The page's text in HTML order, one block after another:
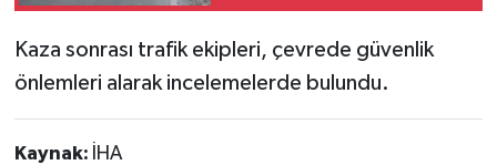
Kaza sonrası trafik ekipleri, çevrede güvenlik
önlemleri alarak incelemelerde bulundu.
Kaynak: İHA